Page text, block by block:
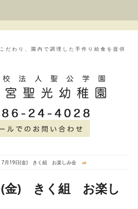
だわり、園内で調理した手作り給食を提供
7月19日(金) きく組 お楽しみ会
金) きく組 お楽し